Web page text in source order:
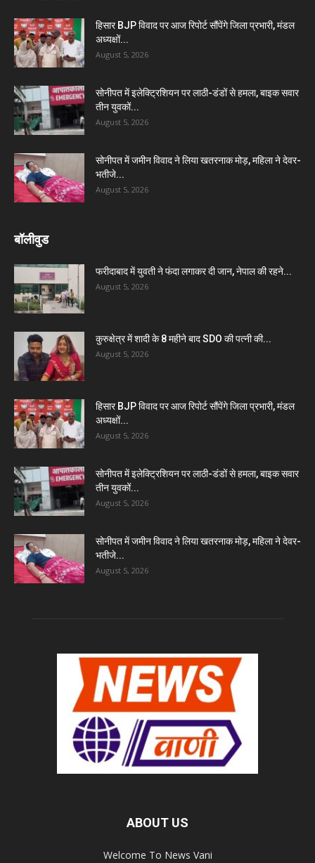
हिसार BJP विवाद पर आज रिपोर्ट सौंपेंगे जिला प्रभारी, मंडल
अध्यक्षों...
August 5, 2026
सोनीपत में इलेक्ट्रिशियन पर लाठी-डंडों से हमला, बाइक सवार
तीन युवकों...
August 5, 2026
सोनीपत में जमीन विवाद ने लिया खतरनाक मोड़, महिला ने देवर-
भतीजे...
August 5, 2026
बॉलीवुड
फरीदाबाद में युवती ने फंदा लगाकर दी जान, नेपाल की रहने...
August 5, 2026
कुरुक्षेत्र में शादी के 8 महीने बाद SDO की पत्नी की...
August 5, 2026
हिसार BJP विवाद पर आज रिपोर्ट सौंपेंगे जिला प्रभारी, मंडल
अध्यक्षों...
August 5, 2026
सोनीपत में इलेक्ट्रिशियन पर लाठी-डंडों से हमला, बाइक सवार
तीन युवकों...
August 5, 2026
सोनीपत में जमीन विवाद ने लिया खतरनाक मोड़, महिला ने देवर-
भतीजे...
August 5, 2026
ABOUT US
Welcome To News Vani